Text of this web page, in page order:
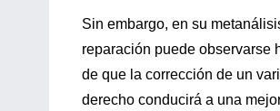
Sin embargo, en su
reparación puede observarse
de que la corrección de un
derecho conducirá a una